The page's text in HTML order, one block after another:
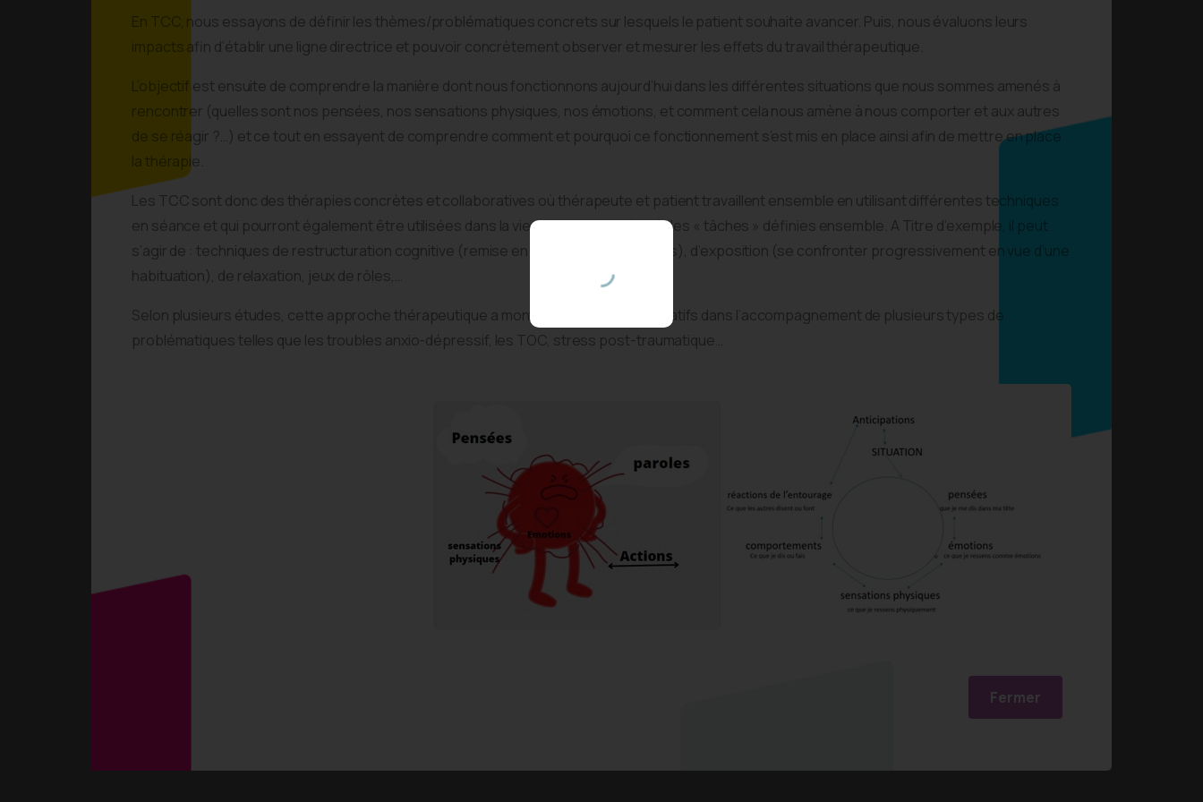
En TCC, nous essayons de définir les thèmes/problématiques concrets sur lesquels le patient souhaite avancer. Puis, nous évaluons leurs
impacts afin d’établir une ligne directrice et pouvoir concrètement observer et mesurer les effets du travail thérapeutique.
L’objectif est ensuite de comprendre la manière dont nous fonctionnons aujourd’hui dans les différentes situations que nous sommes amenés à
rencontrer (quelles sont nos pensées, nos sensations physiques, nos émotions, et comment cela nous amène à nous comporter et aux autres
de se réagir ?…) et ce tout en essayent de comprendre comment et pourquoi ce fonctionnement s’est mis en place ainsi afin de mettre en place
la thérapie.
Les TCC sont donc des thérapies concrètes et collaboratives où thérapeute et patient travaillent ensemble en utilisant différentes techniques
en séance et qui pourront également être utilisées dans la vie quotidienne grâce à des « tâches » définies ensemble. A Titre d’exemple, il peut
s’agir de : techniques de restructuration cognitive (remise en question des pensées), d’exposition (se confronter progressivement en vue d’une
habituation), de relaxation, jeux de rôles,…
Selon plusieurs études, cette approche thérapeutique a montré des effets significatifs dans l’accompagnement de plusieurs types de
problématiques telles que les troubles anxio-dépressif, les TOC, stress post-traumatique…
Fermer
Newsletter reservee aux professionnels. Vous pouvez vous
desinscrire a tout moment.